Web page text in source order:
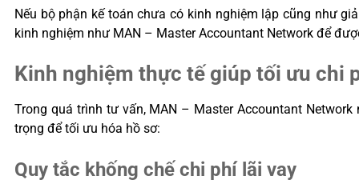
Nếu bộ phận kế toán chưa có kinh nghiệm lập cũng như
kinh nghiệm như MAN – Master Accountant Network để
Kinh nghiệm thực tế giúp tối ưu chi
Trong quá trình tư vấn, MAN – Master Accountant
trọng để tối ưu hóa hồ sơ:
Quy tắc khống chế chi phí lãi vay